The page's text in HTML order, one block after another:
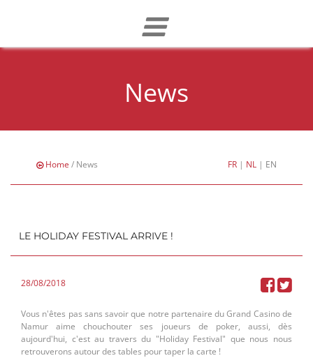
News
Home/ News FR| NL| EN
LE HOLIDAY FESTIVAL ARRIVE !
28/08/2018
Vous n'êtes pas sans savoir que notre partenaire du Grand Casino de
Namur aime chouchouter ses joueurs de poker, aussi, dès
aujourd'hui, c'est au travers du "Holiday Festival" que nous nous
retrouverons autour des tables pour taper la carte !